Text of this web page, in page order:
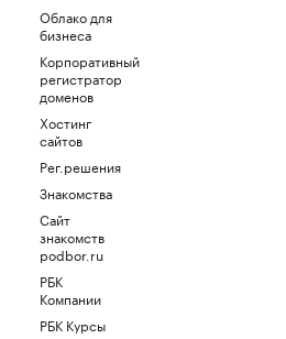
Облако для
бизнеса
Корпоративный
регистратор
доменов
Хостинг
сайтов
Рег.решения
Знакомства
Сайт
знакомств
podbor.ru
РБК
Компании
РБК Курсы